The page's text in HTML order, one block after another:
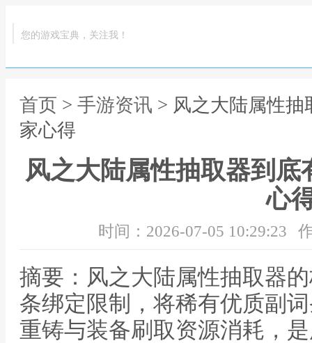
您的游戏宝典，关注我！
首页 > 手游资讯 > 风之大陆属性
家心得
风之大陆属性抽取器到
心
时间：2026-07-05 10:29:23
摘要：风之大陆属性抽取器
条绑定限制，将稀有优质副
重铸与装备刷取资源消耗，